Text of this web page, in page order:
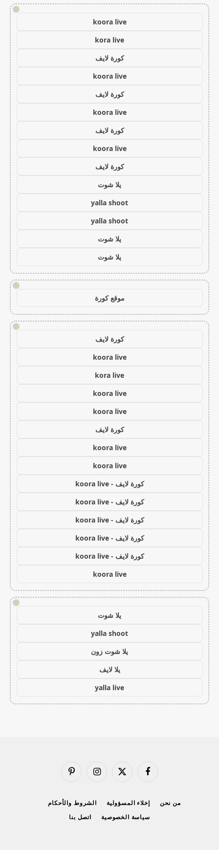
!
koora live
kora live
كورة لايف
koora live
كورة لايف
koora live
كورة لايف
koora live
كورة لايف
يلا شوت
yalla shoot
yalla shoot
يلا شوت
يلا شوت
!
موقع كورة
!
كورة لايف
koora live
kora live
koora live
koora live
كورة لايف
koora live
koora live
كورة لايف - koora live
كورة لايف - koora live
كورة لايف - koora live
كورة لايف - koora live
كورة لايف - koora live
koora live
!
يلا شوت
yalla shoot
يلا شوت زون
يلا لايف
yalla live
فيسبوك
X
الانستغرامبينتيريست
من نحن إخلاء المسؤولية
الشروط والأحكام
سياسة الخصوصية
اتصل بنا